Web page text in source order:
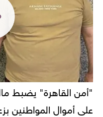
"أمن القاهرة" يضبط
على أموال المواطنين